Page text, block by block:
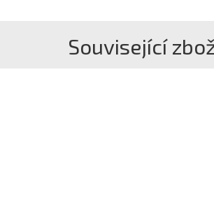
Související